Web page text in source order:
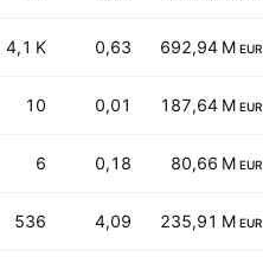
4,1 K 0,63 692,94 M EUR
10 0,01 187,64 M EUR
6 0,18 80,66 M EUR
536 4,09 235,91 M EUR